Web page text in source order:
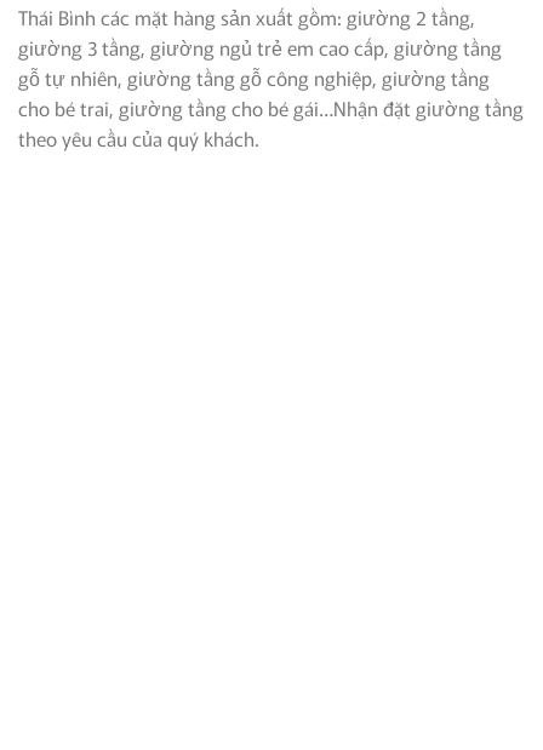
Thái Bình các mặt hàng sản xuất gồm: giường 2 tầng,
giường 3 tầng, giường ngủ trẻ em cao cấp, giường tầng
gỗ tự nhiên, giường tầng gỗ công nghiệp, giường tầng
cho bé trai, giường tầng cho bé gái…Nhận đặt giường tầng
theo yêu cầu của quý khách.